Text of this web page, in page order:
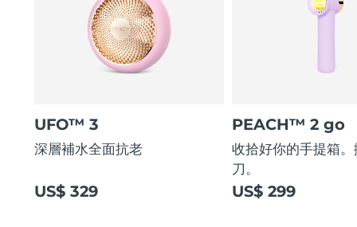
UFO™ 3
深層補水全面抗老
US$ 329
PEACH™ 2 go
收拾好你的手提箱
刀。
US$ 299